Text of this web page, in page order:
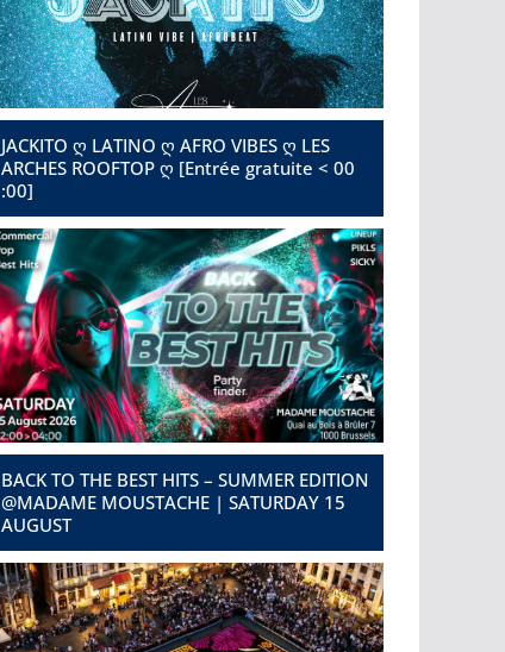
JACKITO ღ LATINO ღ AFRO VIBES ღ LES
ARCHES ROOFTOP ღ [Entrée gratuite < 00
:00]
BACK TO THE BEST HITS – SUMMER EDITION
@MADAME MOUSTACHE | SATURDAY 15
AUGUST